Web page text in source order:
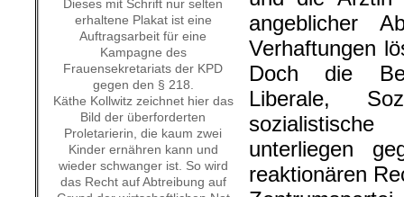
Dieses mit Schrift nur selten
erhaltene Plakat ist eine
Auftragsarbeit für eine
Kampagne des
Frauensekretariats der KPD
gegen den § 218.
Käthe Kollwitz zeichnet hier das
Bild der überforderten
Proletarierin, die kaum zwei
Kinder ernähren kann und
wieder schwanger ist. So wird
das Recht auf Abtreibung auf
angeblicher
Verhaftungen
Doch die
Liberale,
unterliegen
reaktionären